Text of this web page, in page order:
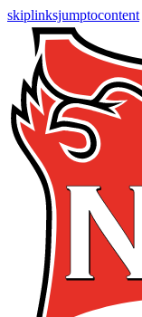
skiplinksjumptocontent